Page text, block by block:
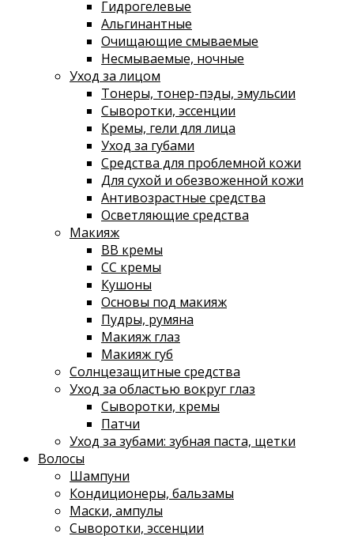
Гидрогелевые
Альгинантные
Очищающие смываемые
Несмываемые, ночные
Уход за лицом
Тонеры, тонер-пэды, эмульсии
Сыворотки, эссенции
Кремы, гели для лица
Уход за губами
Средства для проблемной кожи
Для сухой и обезвоженной кожи
Антивозрастные средства
Осветляющие средства
Макияж
ВВ кремы
СС кремы
Кушоны
Основы под макияж
Пудры, румяна
Макияж глаз
Макияж губ
Солнцезащитные средства
Уход за областью вокруг глаз
Сыворотки, кремы
Патчи
Уход за зубами: зубная паста, щетки
Волосы
Шампуни
Кондиционеры, бальзамы
Маски, ампулы
Сыворотки, эссенции